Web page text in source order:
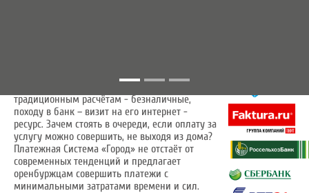
традиционным расчётам - безналичные,
походу в банк – визит на его интернет -
ресурс. Зачем стоять в очереди, если оплату за
услугу можно совершить, не выходя из дома?
Платежная Система «Город» не отстаёт от
современных тенденций и предлагает
оренбуржцам совершить платежи с
минимальными затратами времени и сил.